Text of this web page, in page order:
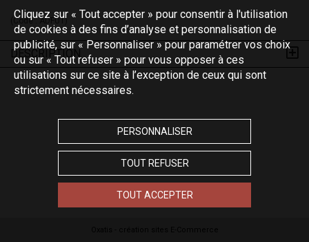
(Code :ADFUT)
DESCRIPTION
Cliquez sur « Tout accepter » pour consentir à l'utilisation
de cookies à des fins d’analyse et personnalisation de
publicité, sur « Personnaliser » pour paramétrer vos choix
ou sur « Tout refuser » pour vous opposer à ces
utilisations sur ce site à l’exception de ceux qui sont
strictement nécessaires.
PERSONNALISER
TOUT REFUSER
TOUT ACCEPTER